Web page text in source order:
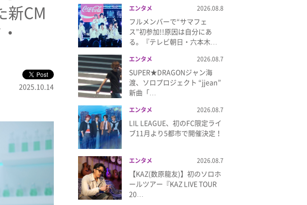
新CM
2025.10.14
エンタメ 2026.08.8
フルメンバーで“サマフェ
ス”初参加!!原因は自分にあ
る。『テレビ朝日・六本木…
エンタメ 2026.08.7
SUPER★DRAGONジャン海
渡、ソロプロジェクト “jjean”
新曲「…
エンタメ 2026.08.7
LIL LEAGUE、初のFC限定ライ
ブ11月より5都市で開催決定！
エンタメ 2026.08.7
【KAZ(数原龍友)】初のソロホ
ールツアー『KAZ LIVE TOUR
20…